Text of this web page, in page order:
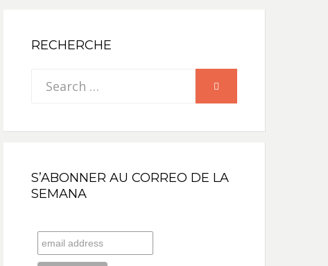
RECHERCHE
Search
S’ABONNER AU CORREO DE LA
SEMANA